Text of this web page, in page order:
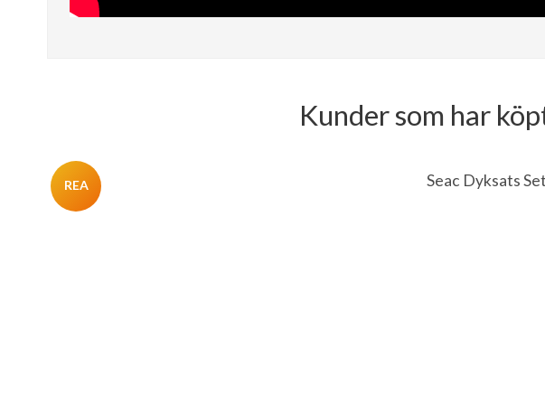
Kunder som har
REA Seac Dyksats